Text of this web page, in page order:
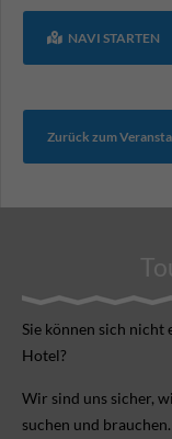
NAVI STARTEN
Zurück zum
Sie können sich nicht
Hotel?
Wir sind uns sicher,
suchen und